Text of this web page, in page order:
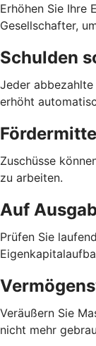
Erhöhen Sie Ihre
Gesellschafter,
Schulden
Jeder
erhöht
Zuschüsse
zu arbeiten.
Auf
Prüfen Sie
Veräußern Sie
nicht mehr